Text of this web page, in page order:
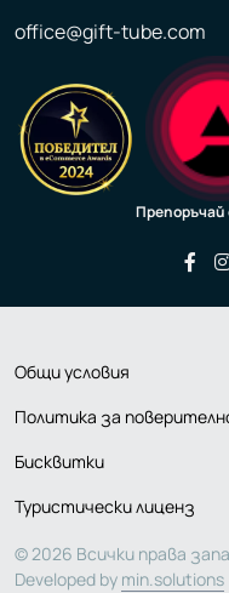
office@gift-tube.com
Препоръчай
Общи условия
Политика за
Бисквитки
Туристически лиценз
© 2026 Всички права
Developed by min.solutions